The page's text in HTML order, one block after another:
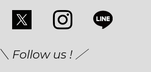
＼ Follow us ! ／